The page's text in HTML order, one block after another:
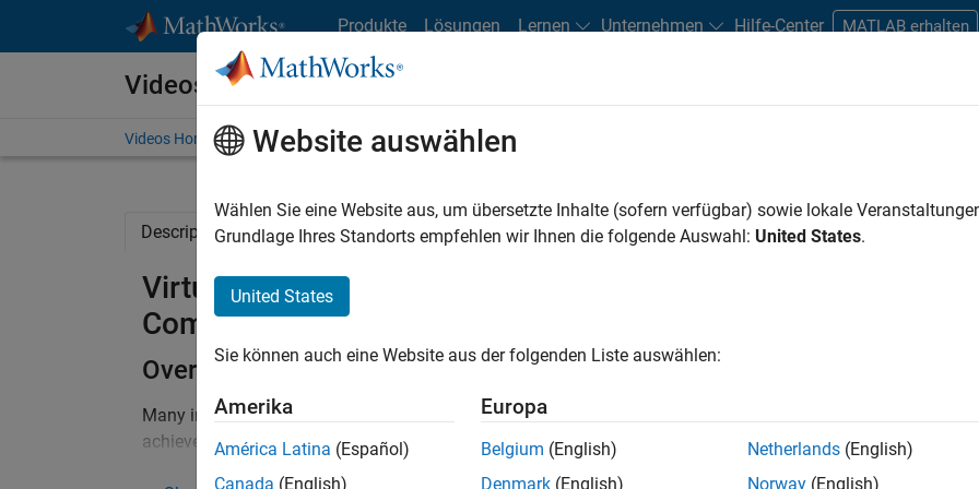
Produkte Lösungen Lernen Unternehmen Hilfe-Center MATLAB erhalten
Videos
Videos Home Search
Description Full Transcript Code and Resources
Virtual Commissioning using Simulink – Part 2: Virtual
Commissioning
Overview
Many industries are facing increasingly complex algorithms deployed in production systems to
achieve greater productivity. In addition, the cost of downtime for implementing improvements in
Website auswählen
Wählen Sie eine Website aus, um übersetzte Inhalte (sofern verfügbar) sowie lokale
Grundlage Ihres Standorts empfehlen wir Ihnen die folgende Auswahl: United States.
United States
Sie können auch eine Website aus der folgenden Liste auswählen:
Amerika
América Latina (Español)
Canada (English)
Europa
Belgium (English)
Denmark (English)
Netherlands (English)
Norway (English)